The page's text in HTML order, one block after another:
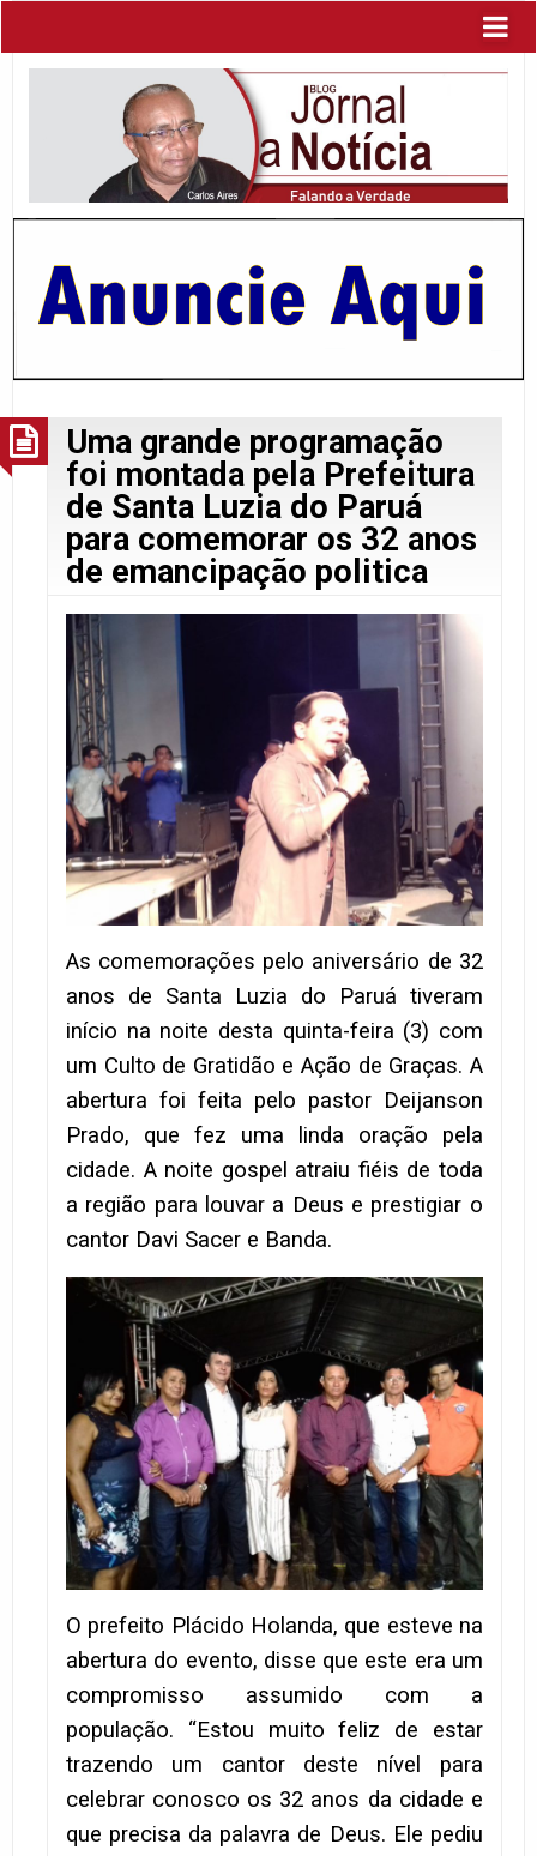
Uma grande programação
foi montada pela Prefeitura
de Santa Luzia do Paruá
para comemorar os 32 anos
de emancipação politica
As comemorações pelo aniversário de 32
anos de Santa Luzia do Paruá tiveram
início na noite desta quinta-feira (3) com
um Culto de Gratidão e Ação de Graças. A
abertura foi feita pelo pastor Deijanson
Prado, que fez uma linda oração pela
cidade. A noite gospel atraiu fiéis de toda
a região para louvar a Deus e prestigiar o
cantor Davi Sacer e Banda.
O prefeito Plácido Holanda, que esteve na
abertura do evento, disse que este era um
compromisso assumido com a
população. “Estou muito feliz de estar
trazendo um cantor deste nível para
celebrar conosco os 32 anos da cidade e
que precisa da palavra de Deus. Ele pediu